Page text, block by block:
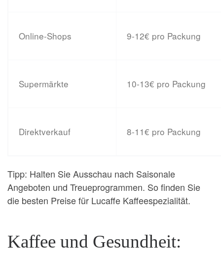
Online-Shops 9-12€ pro Packung
Supermärkte 10-13€ pro Packung
Direktverkauf 8-11€ pro Packung
Tipp: Halten Sie Ausschau nach Saisonale
Angeboten und Treueprogrammen. So finden Sie
die besten Preise für Lucaffe Kaffeespezialität.
Kaffee und Gesundheit: